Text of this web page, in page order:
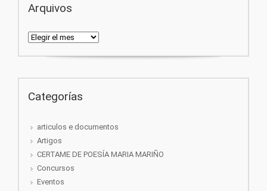
Arquivos
Arquivos
Categorías
articulos e documentos
Artigos
CERTAME DE POESÍA MARIA MARIÑO
Concursos
Eventos